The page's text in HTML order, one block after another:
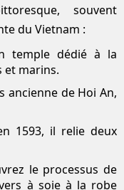
souvent
du Vietnam :
temple dédié à la
et marins.
ancienne de Hoi An,
1593, il relie deux
le processus de
à soie à la robe